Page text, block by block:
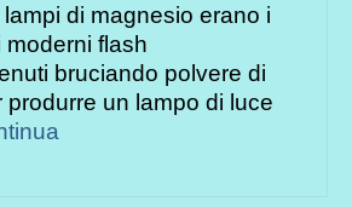
di magnesio erano i
moderni flash
bruciando polvere di
produrre un lampo di luce